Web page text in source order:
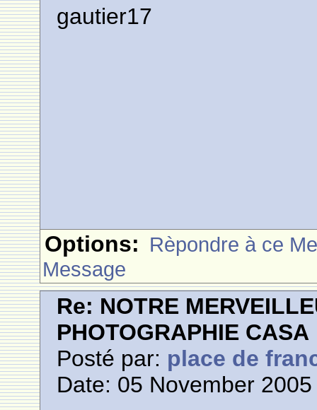
gautier17
Options: Rèpondre à ce
Message
Re: NOTRE
PHOTOGRAPHIE CASA
Posté par: place de
Date: 05 November